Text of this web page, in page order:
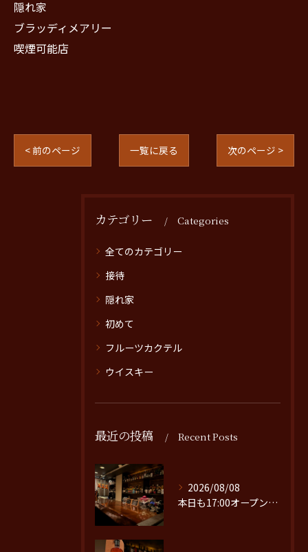
隠れ家
ブラッディメアリー
喫煙可能店
< 前のページ 一覧に戻る 次のページ >
カテゴリー Categories
全てのカテゴリー
接待
隠れ家
初めて
フルーツカクテル
ウイスキー
最近の投稿 Recent Posts
2026/08/08
本日も17:00オープンです。